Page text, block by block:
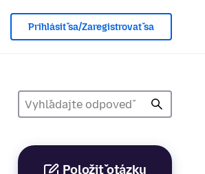
Prihlásiť sa/Zaregistrovať sa
Položiť otázku